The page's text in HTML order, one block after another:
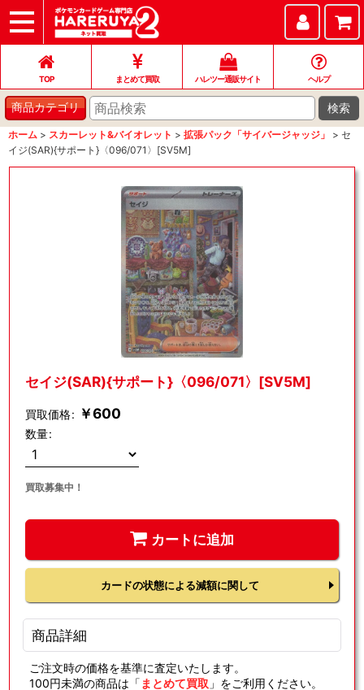
TOP
まとめて買取
ハレツー通販サイト
ヘルプ
お問い合わせ
TOP まとめて買取 ハレツー通販サイト ヘルプ
商品カテゴリ 検索
ホーム > スカーレット&バイオレット > 拡張パック「サイバージャッジ」 > セ
イジ(SAR){サポート}〈096/071〉[SV5M]
セイジ(SAR){サポート}〈096/071〉[SV5M]
買取価格: ￥600
数量:
買取募集中！
カートに追加
カードの状態による減額に関して
商品詳細
ご注文時の価格を基準に査定いたします。
100円未満の商品は「 まとめて買取 」をご利用ください。